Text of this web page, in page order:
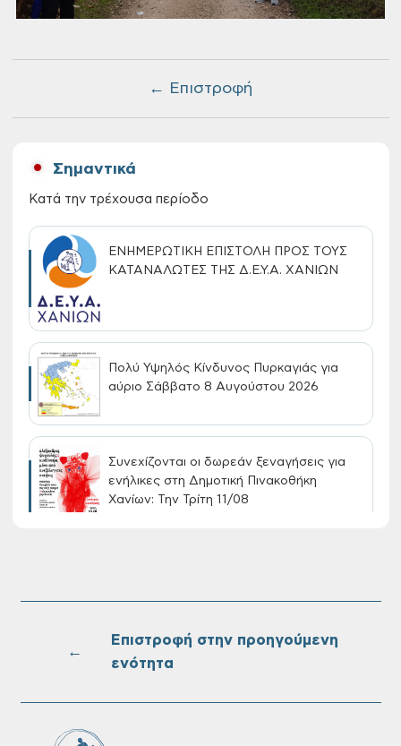
← Επιστροφή
Σημαντικά
Κατά την τρέχουσα περίοδο
ΕΝΗΜΕΡΩΤΙΚΗ ΕΠΙΣΤΟΛΗ ΠΡΟΣ ΤΟΥΣ
ΚΑΤΑΝΑΛΩΤΕΣ ΤΗΣ Δ.Ε.Υ.Α. ΧΑΝΙΩΝ
Πολύ Υψηλός Κίνδυνος Πυρκαγιάς για
αύριο Σάββατο 8 Αυγούστου 2026
Συνεχίζονται οι δωρεάν ξεναγήσεις για
ενήλικες στη Δημοτική Πινακοθήκη
Χανίων: Την Τρίτη 11/08
Τακτική συνεδρίαση Δημοτικής Επιτροπής
←
Επιστροφή στην προηγούμενη
ενότητα